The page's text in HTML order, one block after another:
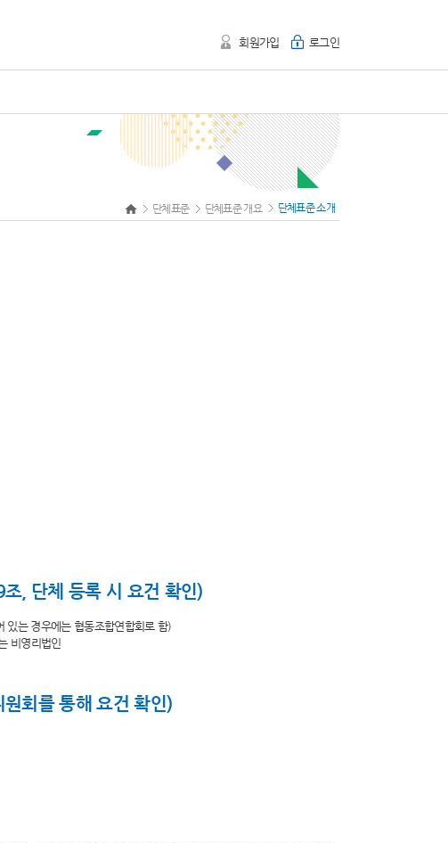
회원가입 로그인
단체표준 단체표준 개요 단체표준 소개
, 단체 등록 시 요건 확인)
있는 경우에는 협동조합연합회로 함)
비영리법인
회를 통해 요건 확인)